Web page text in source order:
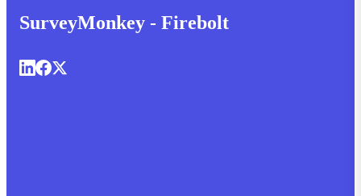
SurveyMonkey - Firebolt